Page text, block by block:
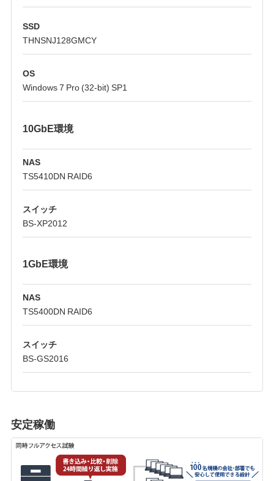
SSD
THNSNJ128GMCY
OS
Windows 7 Pro (32-bit) SP1
10GbE環境
NAS
TS5410DN RAID6
スイッチ
BS-XP2012
1GbE環境
NAS
TS5400DN RAID6
スイッチ
BS-GS2016
安定稼働